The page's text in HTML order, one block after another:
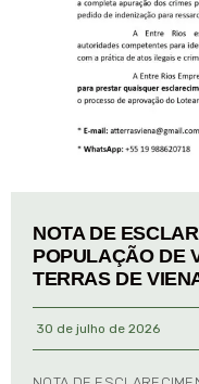
NOTA DE
POPULAÇÃO DE
TERRAS DE
30 de julho de 2026